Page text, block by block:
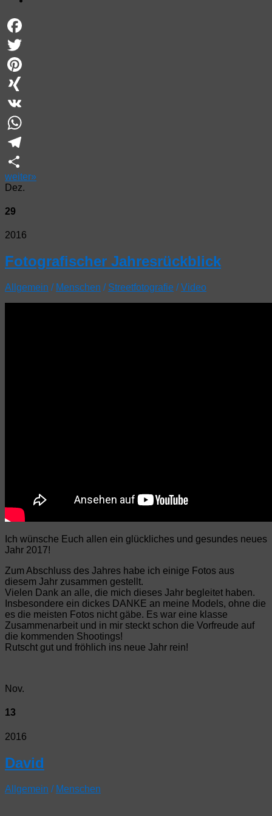
Facebook
Twitter
Pinterest
XING
VK
WhatsApp
Telegram
Teilen
weiter»
Dez.
29
2016
Fotografischer Jahresrückblick
Allgemein / Menschen / Streetfotografie /Video
Ich wünsche Euch allen ein glückliches und gesundes neues
Jahr 2017!
Zum Abschluss des Jahres habe ich einige Fotos aus
diesem Jahr zusammen gestellt.
Vielen Dank an alle, die mich dieses Jahr begleitet haben.
Insbesondere ein dickes DANKE an meine Models, ohne die
es die meisten Fotos nicht gäbe. Es war eine klasse
Zusammenarbeit und in mir steckt schon die Vorfreude auf
die kommenden Shootings!
Rutscht gut und fröhlich ins neue Jahr rein!
Nov.
13
2016
David
Allgemein / Menschen